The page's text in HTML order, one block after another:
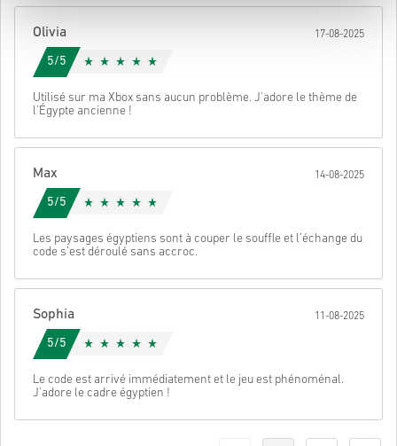
accéder à ton code.
Olivia 17-08-2025
5/5
Utilisé sur ma Xbox sans aucun problème. J'adore le thème de
l'Égypte ancienne !
Max 14-08-2025
5/5
Les paysages égyptiens sont à couper le souffle et l’échange du
code s’est déroulé sans accroc.
Sophia 11-08-2025
5/5
Le code est arrivé immédiatement et le jeu est phénoménal.
J'adore le cadre égyptien !